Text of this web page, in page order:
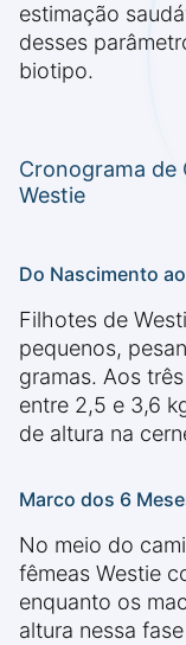
estimação
desses
biotipo.
Cronograma de
Westie
Do Nascimento
Filhotes de
pequenos,
gramas. Aos
entre 2,5 e 3,6
de altura na
Marco dos 6
No meio do
fêmeas Westie
enquanto os
altura nessa